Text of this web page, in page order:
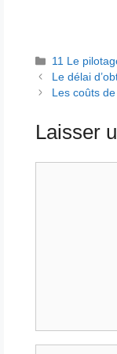
Catégories
11 Le
Le délai
Les coûts
Laisser